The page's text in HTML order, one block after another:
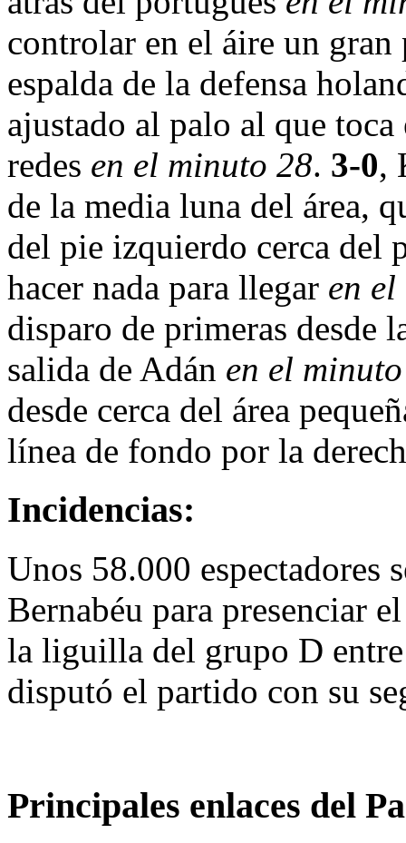
controlar en el áire un gran
espalda de la defensa
ajustado al palo al que toca
redes en el minuto 28. 3-0,
de la media luna del área,
del pie izquierdo cerca del
hacer nada para llegar en
disparo de primeras desde
salida de Adán en el
desde cerca del área
línea de fondo por la
Incidencias:
Unos 58.000 espectadores
Bernabéu para presenciar
la liguilla del grupo D
disputó el partido con su
Principales enlaces del